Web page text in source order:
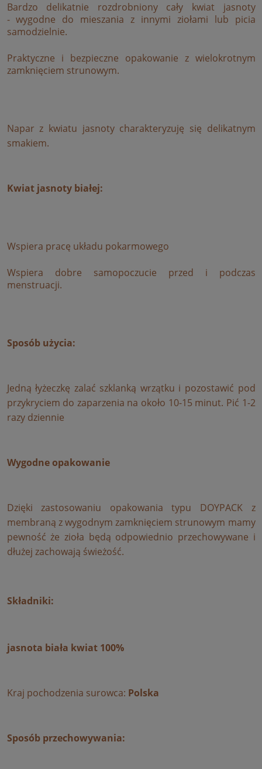
Bardzo delikatnie rozdrobniony cały kwiat jasnoty
- wygodne do mieszania z innymi ziołami lub picia
samodzielnie.
Praktyczne i bezpieczne opakowanie z wielokrotnym
zamknięciem strunowym.
Napar z kwiatu jasnoty charakteryzuję się delikatnym
smakiem.
Kwiat jasnoty białej:
Wspiera pracę układu pokarmowego
Wspiera dobre samopoczucie przed i podczas
menstruacji.
Sposób użycia:
Jedną łyżeczkę zalać szklanką wrzątku i pozostawić pod
przykryciem do zaparzenia na około 10-15 minut. Pić 1-2
razy dziennie
Wygodne opakowanie
Dzięki zastosowaniu opakowania typu DOYPACK z
membraną z wygodnym zamknięciem strunowym mamy
pewność że zioła będą odpowiednio przechowywane i
dłużej zachowają świeżość.
Składniki:
jasnota biała kwiat 100%
Kraj pochodzenia surowca: Polska
Sposób przechowywania: